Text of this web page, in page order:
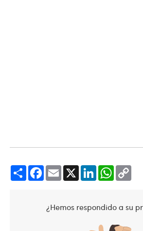
Share Facebook Email LinkedIn WhatsApp
¿Hemos respondido a su